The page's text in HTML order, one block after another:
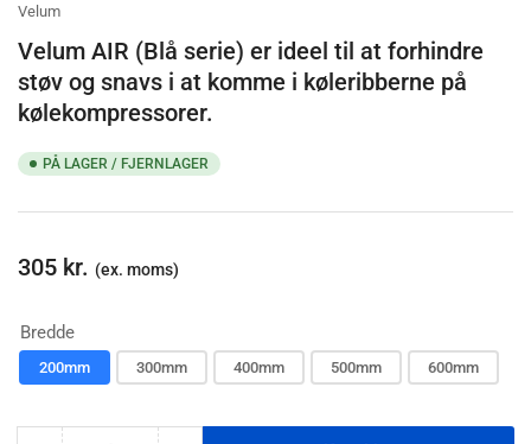
Velum
Velum AIR (Blå serie) er ideel til at forhindre
støv og snavs i at komme i køleribberne på
kølekompressorer.
PÅ LAGER / FJERNLAGER
Normalpris
305 kr. (ex. moms)
Bredde
200mm 300mm 400mm 500mm 600mm